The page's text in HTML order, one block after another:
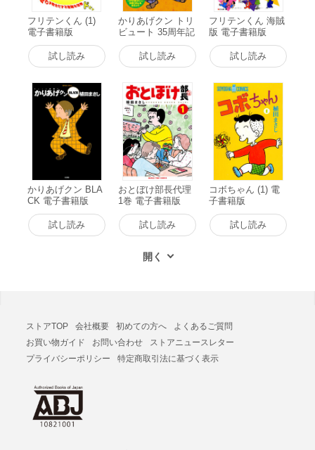
フリテンくん (1)
電子書籍版
試し読み
かりあげクン トリ
ビュート 35周年記
念復刻版 電子書籍
版
試し読み
フリテンくん 海賊
版 電子書籍版
試し読み
かりあげクン BLA
CK 電子書籍版
試し読み
おとぼけ部長代理
1巻 電子書籍版
試し読み
コボちゃん (1) 電
子書籍版
試し読み
ストアTOP 会社概要 初めての方へ
よくあるご質問
お買い物ガイド
お問い合わせ
ストアニュースレター
プライバシーポリシー
特定商取引法に基づく表示